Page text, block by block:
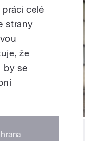
celé
strany
že
by se